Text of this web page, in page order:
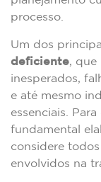
processo.
Um dos
deficiente ,
inesperados,
e até mesmo
essenciais.
fundamental
considere
envolvidos na